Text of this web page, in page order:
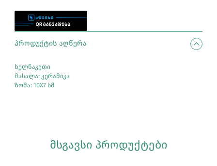
ᲞᲠᲝᲓᲣᲥᲢᲘᲡ ᲐᲦᲬᲔᲠᲐ
ხელნაკეთი
მასალა: კერამიკა
ზომა: 10X7 სმ
ᲛᲡᲒᲐᲕᲡᲘ ᲞᲠᲝᲓᲣᲥᲢᲔᲑᲘ